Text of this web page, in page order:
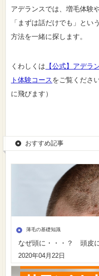
アデランスでは、増毛体験
「まずは話だけでも」とい
方法を一緒に探します。
くわしくは 【公式】アデラ
ト体験コースをご覧くださ
に飛びます）
おすすめ記事
薄毛の基礎知識
なぜ頭に・・・？ 頭皮
2020年04月22日